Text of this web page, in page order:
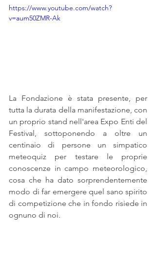
https://www.youtube.com/watch?
v=aum50ZMR-Ak
La Fondazione è stata presente, per
tutta la durata della manifestazione, con
un proprio stand nell'area Expo Enti del
Festival, sottoponendo a oltre un
centinaio di persone un simpatico
meteoquiz per testare le proprie
conoscenze in campo meteorologico,
cosa che ha dato sorprendentemente
modo di far emergere quel sano spirito
di competizione che in fondo risiede in
ognuno di noi.